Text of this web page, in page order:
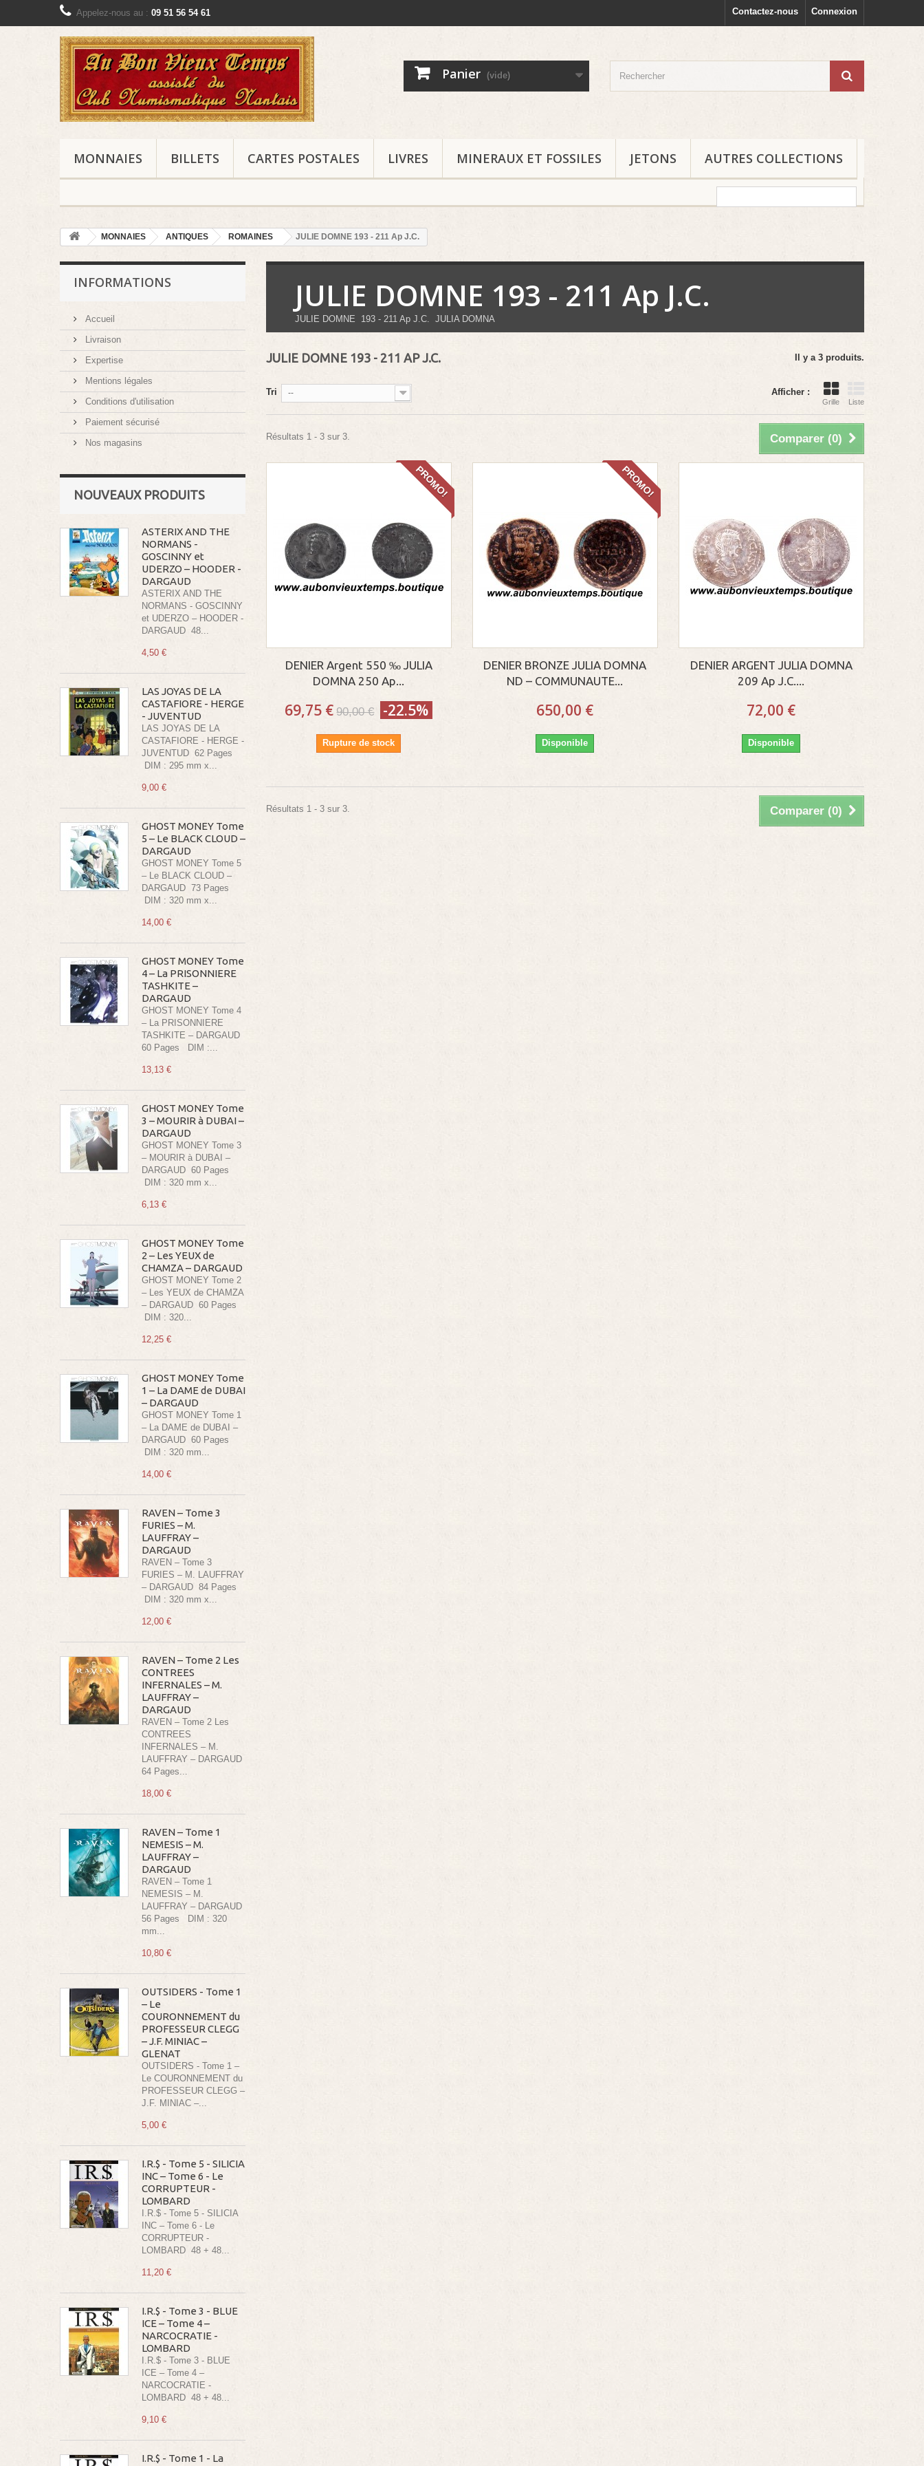
Connexion
Contactez-nous
Appelez-nous au : 09 51 56 54 61
Panier (vide)
MONNAIES BILLETS CARTES POSTALES LIVRES MINERAUX ET FOSSILES JETONS AUTRES COLLECTIONS
MONNAIES ANTIQUES ROMAINES JULIE DOMNE 193 - 211 Ap J.C.
INFORMATIONS
Accueil
Livraison
Expertise
Mentions légales
Conditions d'utilisation
Paiement sécurisé
Nos magasins
NOUVEAUX PRODUITS
ASTERIX AND THE
NORMANS -
GOSCINNY et
UDERZO – HOODER -
DARGAUD
ASTERIX AND THE
NORMANS - GOSCINNY
et UDERZO – HOODER -
DARGAUD 48...
4,50 €
LAS JOYAS DE LA
CASTAFIORE - HERGE
- JUVENTUD
LAS JOYAS DE LA
CASTAFIORE - HERGE -
JUVENTUD 62 Pages
DIM : 295 mm x...
9,00 €
GHOST MONEY Tome
5 – Le BLACK CLOUD –
DARGAUD
GHOST MONEY Tome 5
– Le BLACK CLOUD –
DARGAUD 73 Pages
DIM : 320 mm x...
14,00 €
GHOST MONEY Tome
4 – La PRISONNIERE
TASHKITE –
DARGAUD
GHOST MONEY Tome 4
– La PRISONNIERE
TASHKITE – DARGAUD
60 Pages DIM :...
13,13 €
GHOST MONEY Tome
3 – MOURIR à DUBAI –
DARGAUD
GHOST MONEY Tome 3
– MOURIR à DUBAI –
DARGAUD 60 Pages
DIM : 320 mm x...
6,13 €
GHOST MONEY Tome
2 – Les YEUX de
CHAMZA – DARGAUD
GHOST MONEY Tome 2
– Les YEUX de CHAMZA
– DARGAUD 60 Pages
DIM : 320...
12,25 €
GHOST MONEY Tome
1 – La DAME de DUBAI
– DARGAUD
GHOST MONEY Tome 1
– La DAME de DUBAI –
DARGAUD 60 Pages
DIM : 320 mm...
14,00 €
RAVEN – Tome 3
FURIES – M.
LAUFFRAY –
DARGAUD
RAVEN – Tome 3
FURIES – M. LAUFFRAY
– DARGAUD 84 Pages
DIM : 320 mm x...
12,00 €
RAVEN – Tome 2 Les
CONTREES
INFERNALES – M.
LAUFFRAY –
DARGAUD
RAVEN – Tome 2 Les
CONTREES
INFERNALES – M.
LAUFFRAY – DARGAUD
64 Pages...
18,00 €
RAVEN – Tome 1
NEMESIS – M.
LAUFFRAY –
DARGAUD
RAVEN – Tome 1
NEMESIS – M.
LAUFFRAY – DARGAUD
56 Pages DIM : 320
mm...
10,80 €
OUTSIDERS - Tome 1
– Le
COURONNEMENT du
PROFESSEUR CLEGG
– J.F. MINIAC –
GLENAT
OUTSIDERS - Tome 1 –
Le COURONNEMENT du
PROFESSEUR CLEGG –
J.F. MINIAC –...
5,00 €
I.R.$ - Tome 5 - SILICIA
INC – Tome 6 - Le
CORRUPTEUR -
LOMBARD
I.R.$ - Tome 5 - SILICIA
INC – Tome 6 - Le
CORRUPTEUR -
LOMBARD 48 + 48...
11,20 €
I.R.$ - Tome 3 - BLUE
ICE – Tome 4 –
NARCOCRATIE -
LOMBARD
I.R.$ - Tome 3 - BLUE
ICE – Tome 4 –
NARCOCRATIE -
LOMBARD 48 + 48...
9,10 €
I.R.$ - Tome 1 - La
JULIE DOMNE 193 - 211 Ap J.C.
JULIE DOMNE 193 - 211 Ap J.C. JULIA DOMNA
JULIE DOMNE 193 - 211 AP J.C. Il y a 3 produits.
Afficher :
Grille Liste
Tri --
Comparer (0)
Résultats 1 - 3 sur 3.
PROMO!
DENIER Argent 550 ‰ JULIA
DOMNA 250 Ap...
69,75 € 90,00 € -22.5%
Rupture de stock
PROMO!
DENIER BRONZE JULIA DOMNA
ND – COMMUNAUTE...
650,00 €
Disponible
DENIER ARGENT JULIA DOMNA
209 Ap J.C....
72,00 €
Disponible
Comparer (0)
Résultats 1 - 3 sur 3.